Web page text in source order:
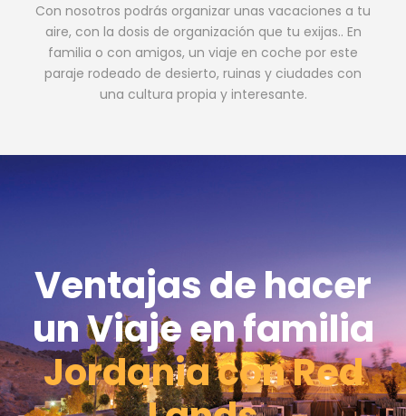
Con nosotros podrás organizar unas vacaciones a tu
aire, con la dosis de organización que tu exijas.. En
familia o con amigos, un viaje en coche por este
paraje rodeado de desierto, ruinas y ciudades con
una cultura propia y interesante.
Ventajas de hacer
un Viaje en familia
Jordania con Red